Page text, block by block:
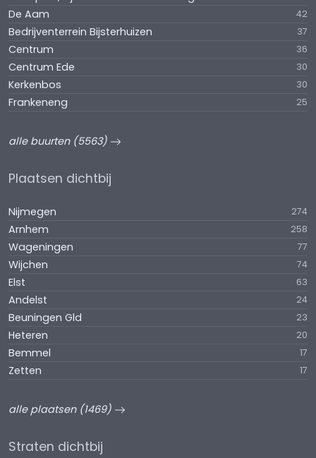
De Aam 42
Bedrijventerrein Bijsterhuizen 37
Centrum 36
Centrum Ede 30
Kerkenbos 30
Frankeneng 25
alle buurten (5563)
Plaatsen dichtbij
Nijmegen 274
Arnhem 258
Wageningen 77
Wijchen 74
Elst 63
Andelst 24
Beuningen Gld 23
Heteren 20
Bemmel 17
Zetten 17
alle plaatsen (1469)
Straten dichtbij